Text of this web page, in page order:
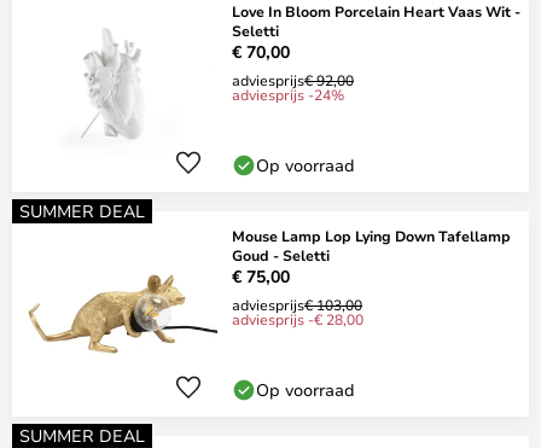
Love In Bloom Porcelain Heart Vaas Wit -
Seletti
€ 70,00
adviesprijs€ 92,00
adviesprijs -24%
Op voorraad
SUMMER DEAL
Mouse Lamp Lop Lying Down Tafellamp
Goud - Seletti
€ 75,00
adviesprijs€ 103,00
adviesprijs -€ 28,00
Op voorraad
SUMMER DEAL